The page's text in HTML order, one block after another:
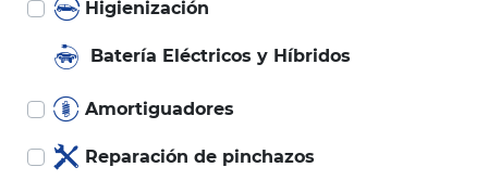
Higienización
Batería Eléctricos y Híbridos
Amortiguadores
Reparación de pinchazos